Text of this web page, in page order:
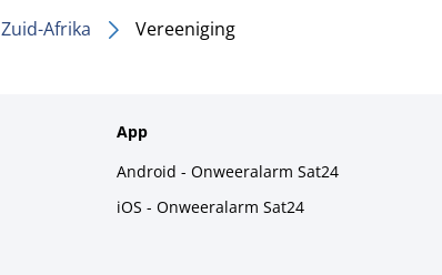
Zuid-Afrika Vereeniging
App
Android - Onweeralarm Sat24
iOS - Onweeralarm Sat24